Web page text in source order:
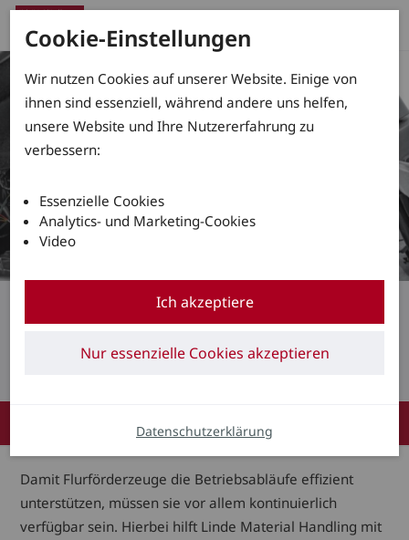
Reparatur & Wartung
Alles für eine effiziente
Flotte
Damit Flurförderzeuge die Betriebsabläufe effizient
unterstützen, müssen sie vor allem kontinuierlich
verfügbar sein. Hierbei hilft Linde Material Handling mit
Cookie-Einstellungen
Wir nutzen Cookies auf unserer Website. Einige von
ihnen sind essenziell, während andere uns helfen,
unsere Website und Ihre Nutzererfahrung zu
verbessern:
Essenzielle Cookies
Analytics- und Marketing-Cookies
Video
Ich akzeptiere
Nur essenzielle Cookies akzeptieren
Datenschutzerklärung